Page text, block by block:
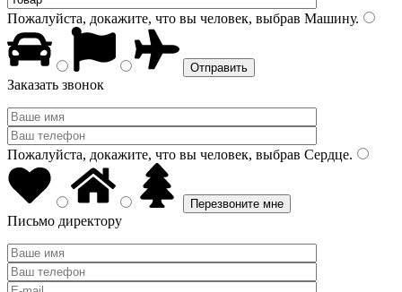
Пожалуйста, докажите, что вы человек, выбрав Машину.
Заказать звонок
Пожалуйста, докажите, что вы человек, выбрав Сердце.
Письмо директору